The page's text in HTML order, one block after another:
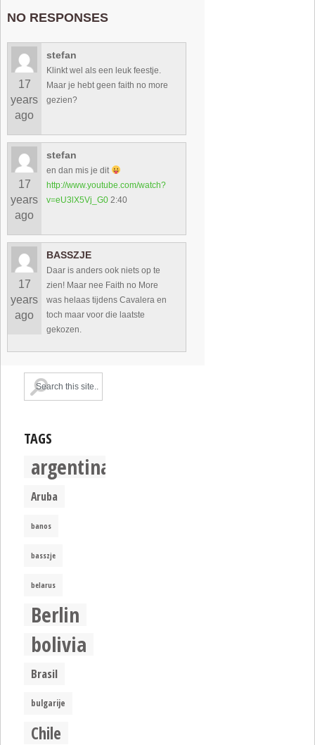
NO RESPONSES
17
years
ago
stefan
Klinkt wel als een leuk feestje.
Maar je hebt geen faith no more
gezien?
17
years
ago
stefan
en dan mis je dit
http://www.youtube.com/watch?
v=eU3lX5Vj_G0 2:40
17
years
ago
BASSZJE
Daar is anders ook niets op te
zien! Maar nee Faith no More
was helaas tijdens Cavalera en
toch maar voor die laatste
gekozen.
TAGS
argentina
Aruba
banos
basszje
belarus
Berlin
bolivia
Brasil
bulgarije
Chile